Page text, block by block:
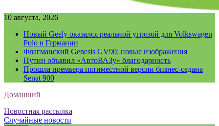
10 августа, 2026
Новый Geely оказался реальной угрозой для Volkswagen
Polo в Германии
Флагманский Genesis GV90: новые изображения
Путин объявил «АвтоВАЗу» благодарность
Прошла премьера пятиместной версии бизнес-седана
Senat 900
Домашний
Новостная рассылка
Случайные новости